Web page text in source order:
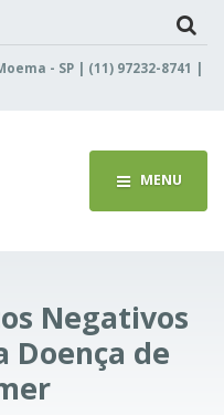
- SP | (11) 97232-8741 |
MENU
Negativos
Doença de